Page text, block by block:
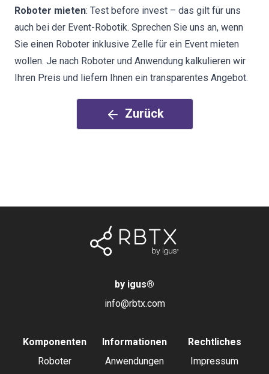
Roboter mieten: Test before invest – das gilt für uns
auch bei der Event-Robotik. Sprechen Sie uns an, wenn
Sie einen Roboter inklusive Zelle für ein Event mieten
wollen. Je nach Roboter und Anwendung kalkulieren wir
Ihren Preis und liefern Ihnen ein transparentes Angebot.
Zurück
by igus®
info@rbtx.com
Komponenten
Roboter
Informationen
Anwendungen
Rechtliches
Impressum